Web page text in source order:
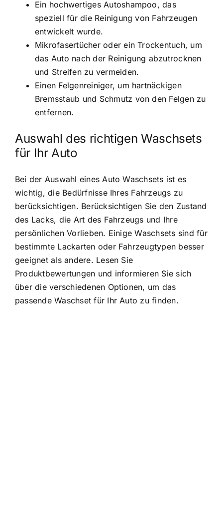
Ein hochwertiges Autoshampoo, das
speziell für die Reinigung von Fahrzeugen
entwickelt wurde.
Mikrofasertücher oder ein Trockentuch, um
das Auto nach der Reinigung abzutrocknen
und Streifen zu vermeiden.
Einen Felgenreiniger, um hartnäckigen
Bremsstaub und Schmutz von den Felgen zu
entfernen.
Auswahl des richtigen Waschsets
für Ihr Auto
Bei der Auswahl eines Auto Waschsets ist es
wichtig, die Bedürfnisse Ihres Fahrzeugs zu
berücksichtigen. Berücksichtigen Sie den Zustand
des Lacks, die Art des Fahrzeugs und Ihre
persönlichen Vorlieben. Einige Waschsets sind für
bestimmte Lackarten oder Fahrzeugtypen besser
geeignet als andere. Lesen Sie
Produktbewertungen und informieren Sie sich
über die verschiedenen Optionen, um das
passende Waschset für Ihr Auto zu finden.